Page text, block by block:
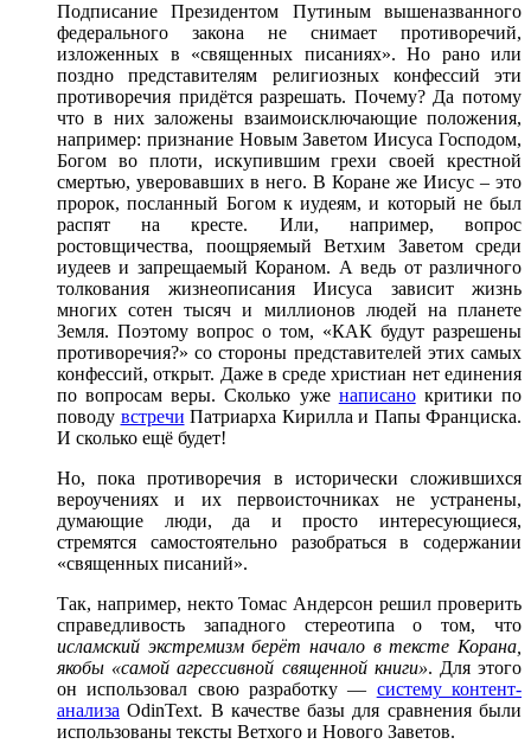
Подписание Президентом Путиным вышеназванного
федерального закона не снимает противоречий,
изложенных в «священных писаниях». Но рано или
поздно представителям религиозных конфессий эти
противоречия придётся разрешать. Почему? Да потому
что в них заложены взаимоисключающие положения,
например: признание Новым Заветом Иисуса Господом,
Богом во плоти, искупившим грехи своей крестной
смертью, уверовавших в него. В Коране же Иисус – это
пророк, посланный Богом к иудеям, и который не был
распят на кресте. Или, например, вопрос
ростовщичества, поощряемый Ветхим Заветом среди
иудеев и запрещаемый Кораном. А ведь от различного
толкования жизнеописания Иисуса зависит жизнь
многих сотен тысяч и миллионов людей на планете
Земля. Поэтому вопрос о том, «КАК будут разрешены
противоречия?» со стороны представителей этих самых
конфессий, открыт. Даже в среде христиан нет единения
по вопросам веры. Сколько уже написанокритики по
поводу встречи Патриарха Кирилла и Папы Франциска.
И сколько ещё будет!
Но, пока противоречия в исторически сложившихся
вероучениях и их первоисточниках не устранены,
думающие люди, да и просто интересующиеся,
стремятся самостоятельно разобраться в содержании
«священных писаний».
Так, например, некто Томас Андерсон решил проверить
справедливость западного стереотипа о том, что
исламский экстремизм берёт начало в тексте Корана,
якобы «самой агрессивной священной книги». Для этого
он использовал свою разработку — систему контент-
анализа OdinText. В качестве базы для сравнения были
использованы тексты Ветхого и Нового Заветов.